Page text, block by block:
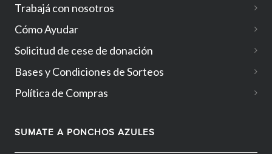
Trabajá con nosotros
Cómo Ayudar
Solicitud de cese de donación
Bases y Condiciones de Sorteos
Política de Compras
SUMATE A PONCHOS AZULES